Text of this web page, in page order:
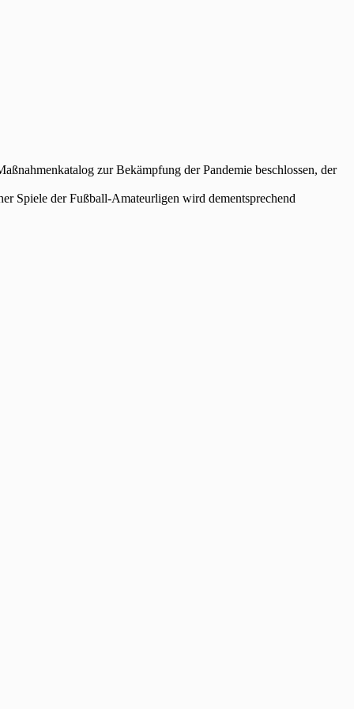
zur Bekämpfung der Pandemie beschlossen, der
Spiele der Fußball-Amateurligen wird dementsprechend